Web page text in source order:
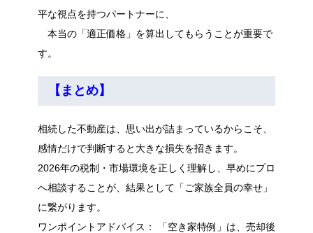
平な視点を持つパートナーに、
本当の「適正価格」を算出してもらうことが重要で
す。
【まとめ】
相続した不動産は、思い出が詰まっているからこそ、
感情だけで判断すると大きな損失を招きます。
2026年の税制・市場環境を正しく理解し、早めにプロ
へ相談することが、結果として「ご家族全員の幸せ」
に繋がります。
ワンポイントアドバイス： 「空き家特例」は、売却後